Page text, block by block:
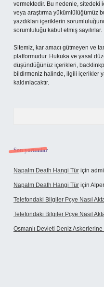
vermektedir. Bu nedenle, sitedeki
veya araştırma yükümlülüğümüz
yazdıkları içeriklerin
sorumluluğu kabul etmiş sayılırlar.
Sitemiz, kar amacı gütmeyen ve
platformudur. Hukuka ve yasal
düşündüğünüz içerikleri,
bildirmeniz halinde, ilgili içerikler
kaldırılacaktır.
Son yorumlar
Napalm Death Hangi Tür için
Napalm Death Hangi Tür için Alper
Telefondaki Bilgiler Pcye Nasıl
Telefondaki Bilgiler Pcye Nasıl
Osmanlı Devleti Deniz